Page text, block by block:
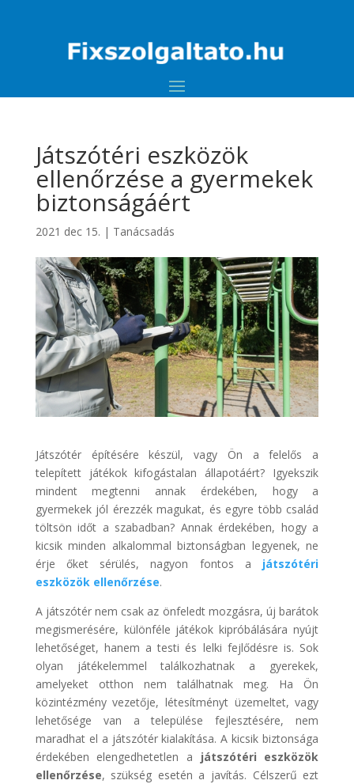
Játszótéri eszközök
ellenőrzése a gyermekek
biztonságáért
2021 dec 15. | Tanácsadás
Játszótér építésére készül, vagy Ön a felelős a
telepített játékok kifogástalan állapotáért? Igyekszik
mindent megtenni annak érdekében, hogy a
gyermekek jól érezzék magukat, és egyre több család
töltsön időt a szabadban? Annak érdekében, hogy a
kicsik minden alkalommal biztonságban legyenek, ne
érje őket sérülés, nagyon fontos a játszótéri
eszközök ellenőrzése.
A játszótér nem csak az önfeledt mozgásra, új barátok
megismerésére, különféle játékok kipróbálására nyújt
lehetőséget, hanem a testi és lelki fejlődésre is. Sok
olyan játékelemmel találkozhatnak a gyerekek,
amelyeket otthon nem találhatnak meg. Ha Ön
közintézmény vezetője, létesítményt üzemeltet, vagy
lehetősége van a települése fejlesztésére, nem
maradhat el a játszótér kialakítása. A kicsik biztonsága
érdekében elengedhetetlen a játszótéri eszközök
ellenőrzése, szükség esetén a javítás. Célszerű ezt